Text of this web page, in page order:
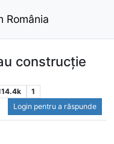
România
construcție
1
Login pentru a răspunde